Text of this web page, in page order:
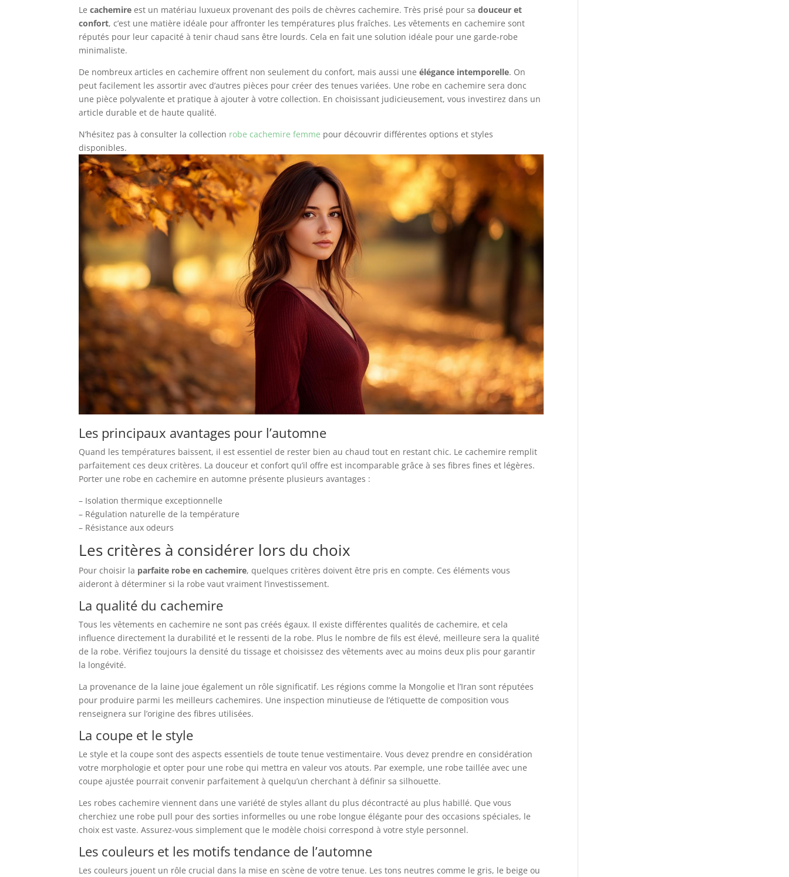
Lecachemire est un matériau luxueux provenant des poils de chèvres cachemire. Très prisé pour sadouceur et
confort, c’est une matière idéale pour affronter les températures plus fraîches. Les vêtements en cachemire sont
réputés pour leur capacité à tenir chaud sans être lourds. Cela en fait une solution idéale pour une garde-robe
minimaliste.
De nombreux articles en cachemire offrent non seulement du confort, mais aussi uneélégance intemporelle. On
peut facilement les assortir avec d’autres pièces pour créer des tenues variées. Une robe en cachemire sera donc
une pièce polyvalente et pratique à ajouter à votre collection. En choisissant judicieusement, vous investirez dans un
article durable et de haute qualité.
N’hésitez pas à consulter la collection robe cachemire femme pour découvrir différentes options et styles
disponibles.
Les principaux avantages pour l’automne
Quand les températures baissent, il est essentiel de rester bien au chaud tout en restant chic. Le cachemire remplit
parfaitement ces deux critères. La douceur et confort qu’il offre est incomparable grâce à ses fibres fines et légères.
Porter une robe en cachemire en automne présente plusieurs avantages :
– Isolation thermique exceptionnelle
– Régulation naturelle de la température
– Résistance aux odeurs
Les critères à considérer lors du choix
Pour choisir la parfaite robe en cachemire, quelques critères doivent être pris en compte. Ces éléments vous
aideront à déterminer si la robe vaut vraiment l’investissement.
La qualité du cachemire
Tous les vêtements en cachemire ne sont pas créés égaux. Il existe différentes qualités de cachemire, et cela
influence directement la durabilité et le ressenti de la robe. Plus le nombre de fils est élevé, meilleure sera la qualité
de la robe. Vérifiez toujours la densité du tissage et choisissez des vêtements avec au moins deux plis pour garantir
la longévité.
La provenance de la laine joue également un rôle significatif. Les régions comme la Mongolie et l’Iran sont réputées
pour produire parmi les meilleurs cachemires. Une inspection minutieuse de l’étiquette de composition vous
renseignera sur l’origine des fibres utilisées.
La coupe et le style
Le style et la coupe sont des aspects essentiels de toute tenue vestimentaire. Vous devez prendre en considération
votre morphologie et opter pour une robe qui mettra en valeur vos atouts. Par exemple, une robe taillée avec une
coupe ajustée pourrait convenir parfaitement à quelqu’un cherchant à définir sa silhouette.
Les robes cachemire viennent dans une variété de styles allant du plus décontracté au plus habillé. Que vous
cherchiez une robe pull pour des sorties informelles ou une robe longue élégante pour des occasions spéciales, le
choix est vaste. Assurez-vous simplement que le modèle choisi correspond à votre style personnel.
Les couleurs et les motifs tendance de l’automne
Les couleurs jouent un rôle crucial dans la mise en scène de votre tenue. Les tons neutres comme le gris, le beige ou